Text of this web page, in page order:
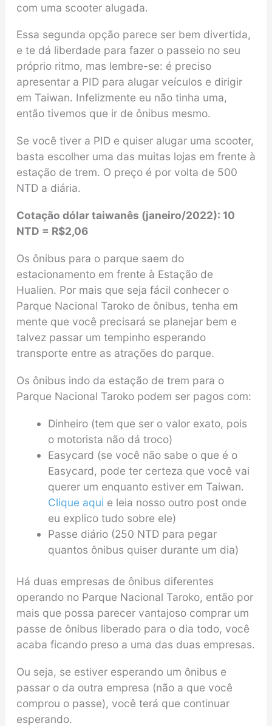
com uma scooter alugada.
Essa segunda opção parece ser bem divertida,
e te dá liberdade para fazer o passeio no seu
próprio ritmo, mas lembre-se: é preciso
apresentar a PID para alugar veículos e dirigir
em Taiwan. Infelizmente eu não tinha uma,
então tivemos que ir de ônibus mesmo.
Se você tiver a PID e quiser alugar uma scooter,
basta escolher uma das muitas lojas em frente à
estação de trem. O preço é por volta de 500
NTD a diária.
Cotação dólar taiwanês (janeiro/2022): 10
NTD = R$2,06
Os ônibus para o parque saem do
estacionamento em frente à Estação de
Hualien. Por mais que seja fácil conhecer o
Parque Nacional Taroko de ônibus, tenha em
mente que você precisará se planejar bem e
talvez passar um tempinho esperando
transporte entre as atrações do parque.
Os ônibus indo da estação de trem para o
Parque Nacional Taroko podem ser pagos com:
Dinheiro (tem que ser o valor exato, pois
o motorista não dá troco)
Easycard (se você não sabe o que é o
Easycard, pode ter certeza que você vai
querer um enquanto estiver em Taiwan.
Clique aqui e leia nosso outro post onde
eu explico tudo sobre ele)
Passe diário (250 NTD para pegar
quantos ônibus quiser durante um dia)
Há duas empresas de ônibus diferentes
operando no Parque Nacional Taroko, então por
mais que possa parecer vantajoso comprar um
passe de ônibus liberado para o dia todo, você
acaba ficando preso a uma das duas empresas.
Ou seja, se estiver esperando um ônibus e
passar o da outra empresa (não a que você
comprou o passe), você terá que continuar
esperando.